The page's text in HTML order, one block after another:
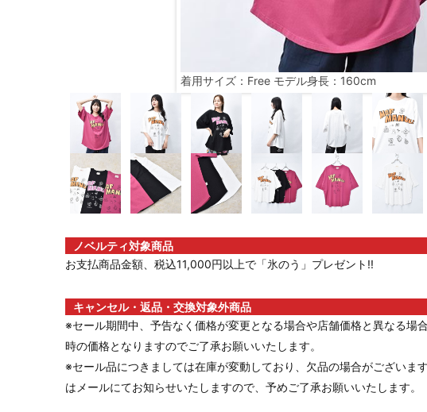
着用サイズ：Free モデル身長：160cm
ノベルティ対象商品
お支払商品金額、税込11,000円以上で「氷のう」プレゼント!!
キャンセル・返品・交換対象外商品
※セール期間中、予告なく価格が変更となる場合や店舗価格と異なる場
時の価格となりますのでご了承お願いいたします。
※セール品につきましては在庫が変動しており、欠品の場合がございま
はメールにてお知らせいたしますので、予めご了承お願いいたします。